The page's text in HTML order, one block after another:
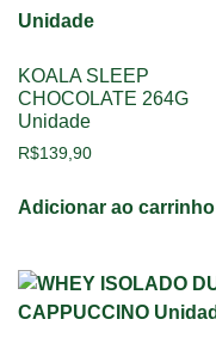
KOALA SLEEP
CHOCOLATE 264G
Unidade
R$139,90
Adicionar ao carrinho